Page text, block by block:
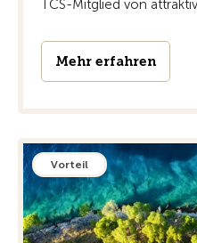
TCS-Mitglied von
Mehr erfahren
Vorteil